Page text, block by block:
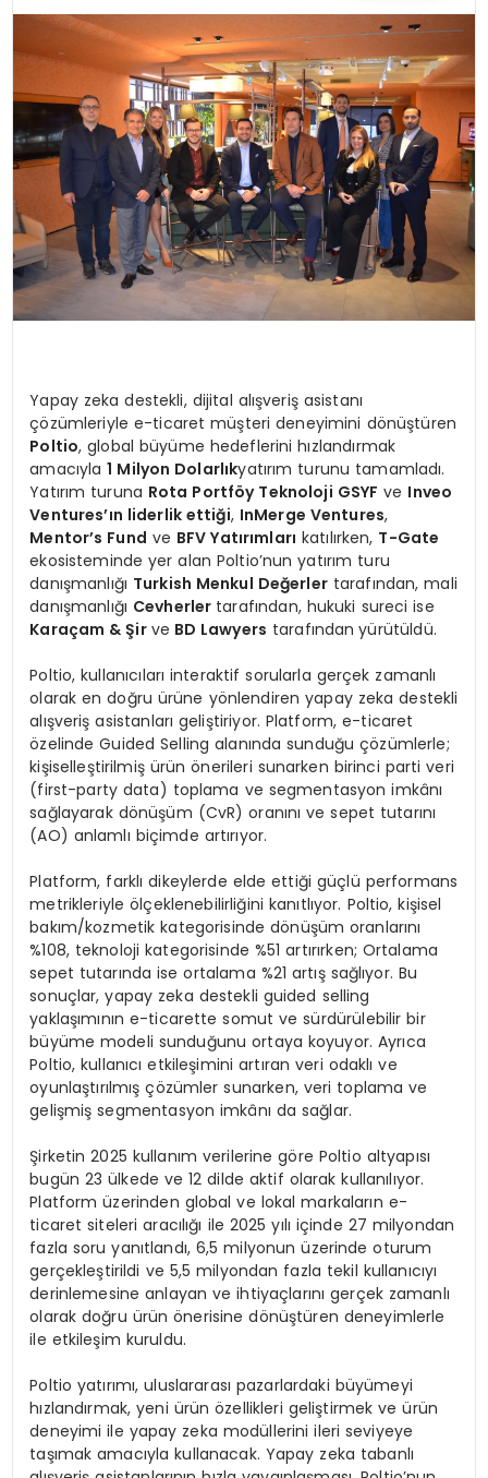
Yapay zeka destekli, dijital alışveriş asistanı
çözümleriyle e-ticaret müşteri deneyimini dönüştüren
Poltio, global büyüme hedeflerini hızlandırmak
amacıyla1 Milyon Dolarlıkyatırım turunu tamamladı.
Yatırım turuna Rota Portföy Teknoloji GSYF ve Inveo
Ventures’ın liderlik ettiği, InMerge Ventures,
Mentor’s Fund ve BFV Yatırımları katılırken, T-Gate
ekosisteminde yer alan Poltio’nun yatırım turu
danışmanlığı Turkish Menkul Değerlertarafından, mali
danışmanlığı Cevherler tarafından, hukuki sureci ise
Karaçam & Şir ve BD Lawyers tarafından yürütüldü.
Poltio, kullanıcıları interaktif sorularla gerçek zamanlı
olarak en doğru ürüne yönlendiren yapay zeka destekli
alışveriş asistanları geliştiriyor. Platform, e-ticaret
özelinde Guided Selling alanında sunduğu çözümlerle;
kişiselleştirilmiş ürün önerileri sunarken birinci parti veri
(first-party data) toplama ve segmentasyon imkânı
sağlayarak dönüşüm (CvR) oranını ve sepet tutarını
(AO) anlamlı biçimde artırıyor.
Platform, farklı dikeylerde elde ettiği güçlü performans
metrikleriyle ölçeklenebilirliğini kanıtlıyor. Poltio, kişisel
bakım/kozmetik kategorisinde dönüşüm oranlarını
%108, teknoloji kategorisinde %51 artırırken; Ortalama
sepet tutarında ise ortalama %21 artış sağlıyor. Bu
sonuçlar, yapay zeka destekli guided selling
yaklaşımının e-ticarette somut ve sürdürülebilir bir
büyüme modeli sunduğunu ortaya koyuyor. Ayrıca
Poltio, kullanıcı etkileşimini artıran veri odaklı ve
oyunlaştırılmış çözümler sunarken, veri toplama ve
gelişmiş segmentasyon imkânı da sağlar.
Şirketin 2025 kullanım verilerine göre Poltio altyapısı
bugün 23 ülkede ve 12 dilde aktif olarak kullanılıyor.
Platform üzerinden global ve lokal markaların e-
ticaret siteleri aracılığı ile 2025 yılı içinde 27 milyondan
fazla soru yanıtlandı, 6,5 milyonun üzerinde oturum
gerçekleştirildi ve 5,5 milyondan fazla tekil kullanıcıyı
derinlemesine anlayan ve ihtiyaçlarını gerçek zamanlı
olarak doğru ürün önerisine dönüştüren deneyimlerle
ile etkileşim kuruldu.
Poltio yatırımı, uluslararası pazarlardaki büyümeyi
hızlandırmak, yeni ürün özellikleri geliştirmek ve ürün
deneyimi ile yapay zeka modüllerini ileri seviyeye
taşımak amacıyla kullanacak. Yapay zeka tabanlı